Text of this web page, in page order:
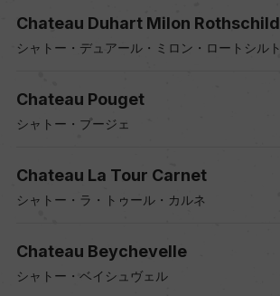
Chateau Duhart Milon Rothschild
シャトー・デュアール・ミロン・ロートシルト
Chateau Pouget
シャトー・プージェ
Chateau La Tour Carnet
シャトー・ラ・トゥール・カルネ
Chateau Beychevelle
シャトー・ベイシュヴェル